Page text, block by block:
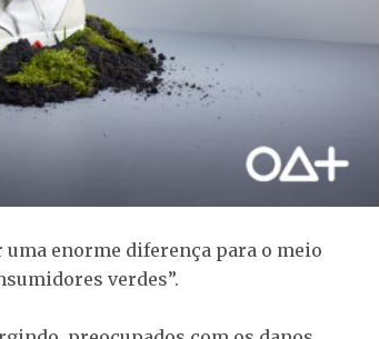
enorme diferença para o meio
verdes”.